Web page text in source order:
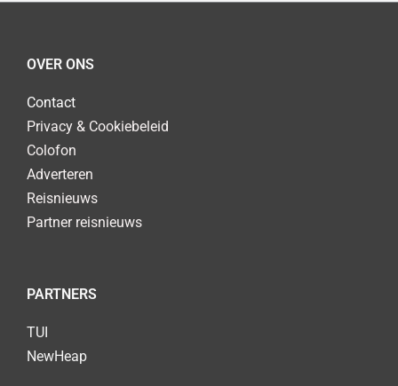
OVER ONS
Contact
Privacy & Cookiebeleid
Colofon
Adverteren
Reisnieuws
Partner reisnieuws
PARTNERS
TUI
NewHeap